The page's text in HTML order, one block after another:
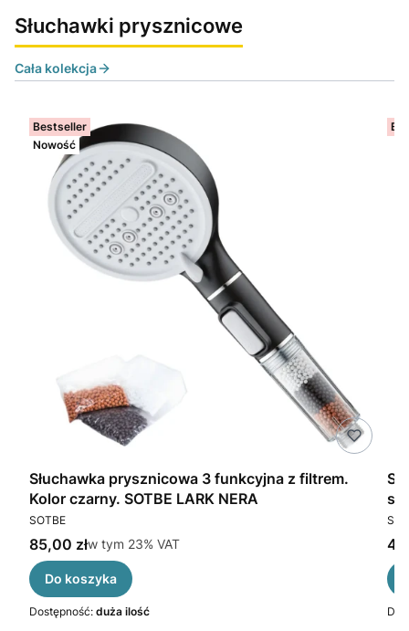
Słuchawki prysznicowe
Cała kolekcja
Bestseller
Nowość
Słuchawka prysznicowa 3 funkcyjna z filtrem.
Kolor czarny. SOTBE LARK NERA
PRODUCENT
SOTBE
Cena brutto
85,00 złw tym %s VAT
w tym 23% VAT
Do koszyka
Dostępność: duża ilość